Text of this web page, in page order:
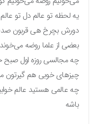
یه لحظه تو عالم دل تو
دورش بچرخ هی قربون
بعضی از علما روضه
چه مجالسی روزه اول صبح
چیزهای خوبی هم گیرتون
چه عالمی هستید عالم
باشه